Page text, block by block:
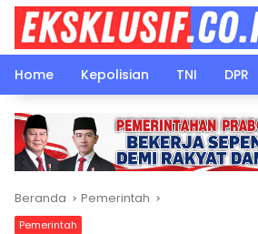
Langsung
konten
Home
Kepolisian TNI DPR
Beranda Pemerintah
Pemerintah